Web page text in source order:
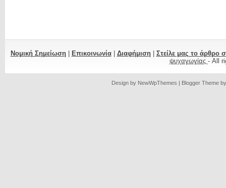
Νομική Σημείωση| Επικοινωνία| Διαφήμιση| Στείλε μας το άρθρο
ψυχαγωγίας - All
Design by NewWpThemes | Blogger Theme